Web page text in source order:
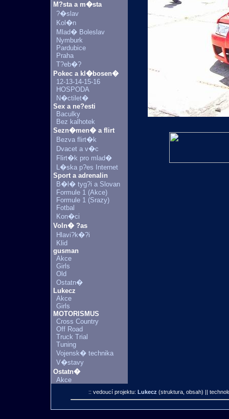
M?sta a m�sta
?�slav
Kol�n
Mlad� Boleslav
Nymburk
Pardubice
Praha
T?eb�?
Pokec a kl�bosen�
12-13-14-15-16
HOSPODA
N�ctilet�
Sex a ne?esti
Baculky
Bez kalhotek
Sezn�men� a flirt
Bezva flirt�k
Dvacet a v�c
Flirt�k pro mlad�
L�ska p?es Internet
Sport a adrenalin
B�l� tyg?i a Slovan
Formule 1 (Akce)
Formule 1 (Srazy)
Fotbal
Kon�ci
Voln� ?as
Hlavi?k�?i
Klid
gusman
Akce
Girls
Old
Ostatn�
Lukecz
Akce
Girls
MOTORISMUS
Cross Country
Off Road
Truck Trial
Tuning
Vojensk� technika
V�stavy
Ostatn�
Akce
:: vedoucí projektu: Lukecz (struktura, obsah) ||